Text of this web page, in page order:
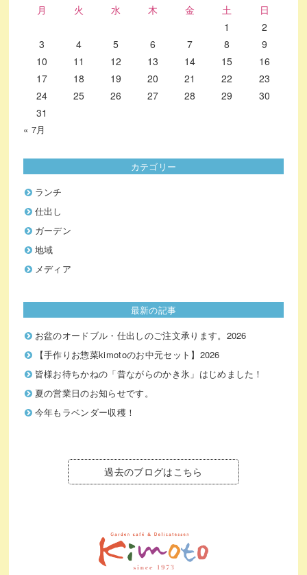
月 火 水 木 金 土
日
1
2
3
4 5 6 7 8
9
10
11 12 13 14 15
16
17
18 19 20 21 22
23
24
25 26 27 28 29
30
31
« 7月
カテゴリー
ランチ
仕出し
ガーデン
地域
メディア
最新の記事
お盆のオードブル・仕出しのご注文承ります。2026
【手作りお惣菜kimotoのお中元セット】2026
皆様お待ちかねの「昔ながらのかき氷」はじめました！
夏の営業日のお知らせです。
今年もラベンダー収穫！
過去のブログはこちら